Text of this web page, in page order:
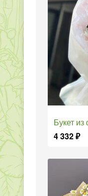
Букет
4 332₽